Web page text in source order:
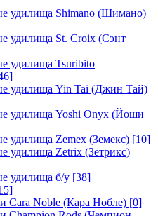
удилища Shimano (Шимано)
удилища St. Croix (Сэнт
удилища Tsuribito
удилища Yin Tai (Джин Тай)
удилища Yoshi Onyx (Йоши
удилища Zemex (Земекс) [10]
удилища Zetrix (Зетрикс)
удилища б/у [38]
Cara Noble (Кара Нобле) [0]